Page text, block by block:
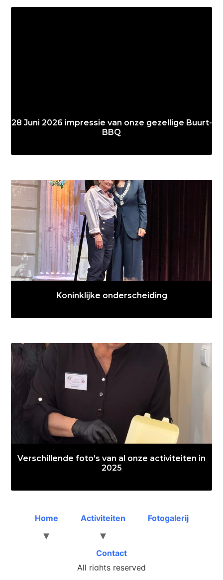
28 Juni 2026 impressie van onze gezellige Buurt-
BBQ
Koninklijke onderscheiding
Verschillende foto’s van al onze activiteiten in
2025
Home Activiteiten Fotogalerij
Contact
All rights reserved